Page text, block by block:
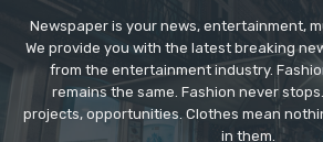
Newspaper is your news, entertainment,
We provide you with the latest breaking
from the entertainment industry.
remains the same. Fashion never
projects, opportunities. Clothes mean
in them.